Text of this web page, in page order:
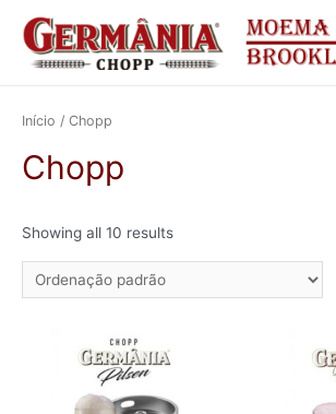
Início / Chopp
Chopp
Showing all 10 results